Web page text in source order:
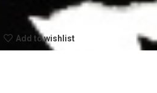
Add to wishlist